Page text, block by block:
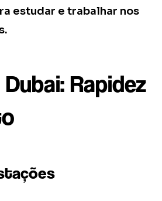
estudar e trabalhar nos
Rapidez